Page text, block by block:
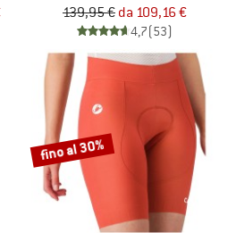
139,95 € da 109,16 €
4,7(53)
fino al 30%